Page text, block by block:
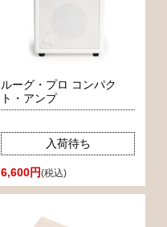
ルーグ・プロ コンパク
ト・アンプ
入荷待ち
6,600円(税込)